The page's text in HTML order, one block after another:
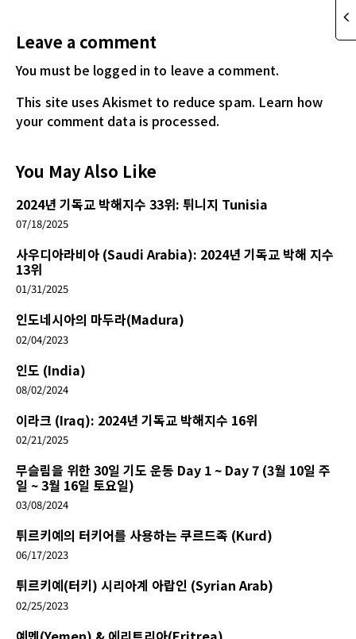
Leave a comment
You must be logged in to leave a comment.
This site uses Akismet to reduce spam. Learn how
your comment data is processed.
You May Also Like
2024년 기독교 박해지수 33위: 튀니지 Tunisia
07/18/2025
사우디아라비아 (Saudi Arabia): 2024년 기독교 박해 지수
13위
01/31/2025
인도네시아의 마두라(Madura)
02/04/2023
인도 (India)
08/02/2024
이라크 (Iraq): 2024년 기독교 박해지수 16위
02/21/2025
무슬림을 위한 30일 기도 운동 Day 1 ~ Day 7 (3월 10일 주
일 ~ 3월 16일 토요일)
03/08/2024
튀르키예의 터키어를 사용하는 쿠르드족 (Kurd)
06/17/2023
튀르키예(터키) 시리아계 아랍인 (Syrian Arab)
02/25/2023